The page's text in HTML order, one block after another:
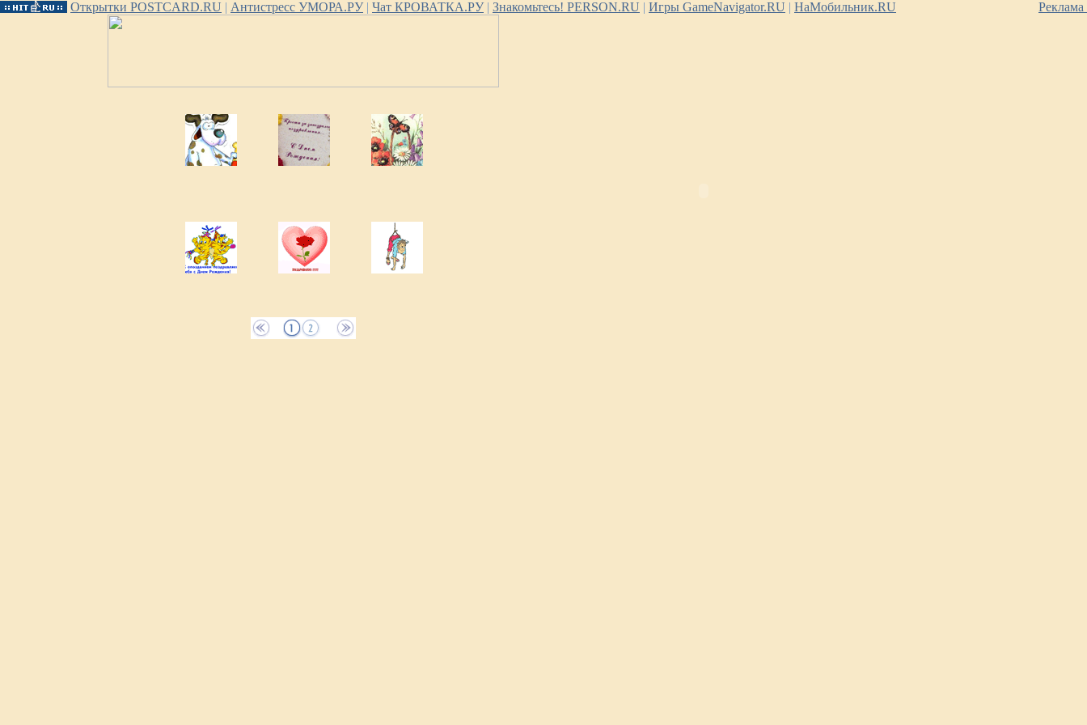
Открытки POSTCARD.RU | Антистресс УМОРА.РУ| Чат КРОВАТКА.РУ| Знакомьтесь! PERSON.RU | Игры GameNavigator.RU | НаМобильник.RU Реклама